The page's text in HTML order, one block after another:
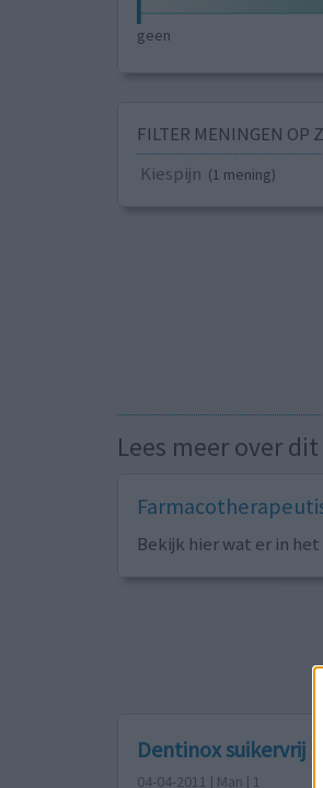
geen
FILTER MENINGEN OP
Kiespijn (1 mening)
Lees meer over
Bekijk hier wat er in
Dentinox suikervrij
04-04-2011 | Man | 1